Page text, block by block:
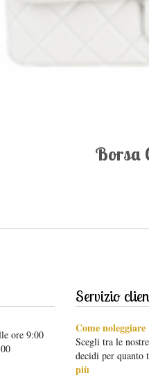
Borsa
ore 9:00
Servizio
Come noleggiare
Scegli tra le
decidi per
più